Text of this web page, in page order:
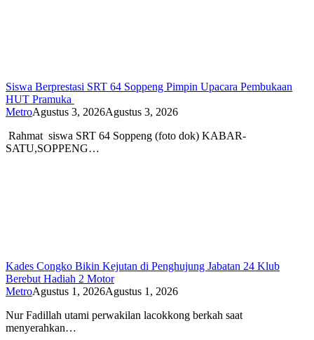
Siswa Berprestasi SRT 64 Soppeng Pimpin Upacara Pembukaan
HUT Pramuka
MetroAgustus 3, 2026Agustus 3, 2026
Rahmat siswa SRT 64 Soppeng (foto dok) KABAR-
SATU,SOPPENG…
Kades Congko Bikin Kejutan di Penghujung Jabatan 24 Klub
Berebut Hadiah 2 Motor
MetroAgustus 1, 2026Agustus 1, 2026
Nur Fadillah utami perwakilan lacokkong berkah saat
menyerahkan…